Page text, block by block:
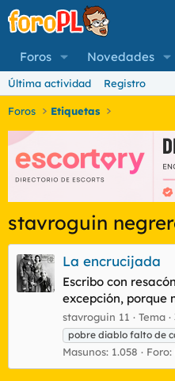
Foros Novedades
Última actividad Registro
Foros Etiquetas
stavroguin
La encrucijada
Escribo con
excepción, porque
stavroguin 11 Tema
pobre diablo falto de
Masunos: 1.058 Foro: